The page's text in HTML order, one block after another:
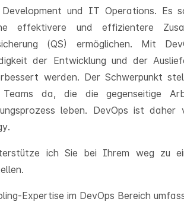
und IT Operations. Es
effektivere und effizientere
(QS) ermöglichen. Mit
der Entwicklung und der
werden. Der Schwerpunkt
da, die die gegenseitige
leben. DevOps ist
ich Sie bei Ihrem weg zu
Expertise im DevOps Bereich